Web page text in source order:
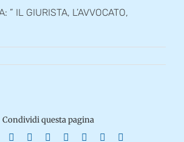
” IL GIURISTA, L’AVVOCATO,
Condividi questa pagina
Reddit LinkedInWhatsApp
TumblrPinterest